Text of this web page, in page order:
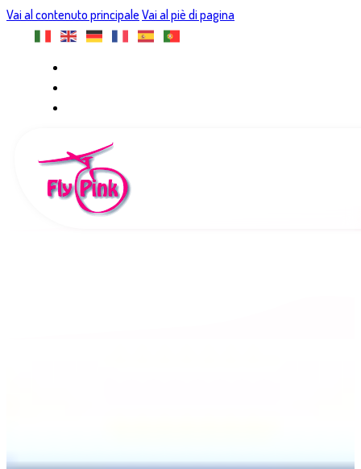
Vai al contenuto principale Vai al piè di pagina